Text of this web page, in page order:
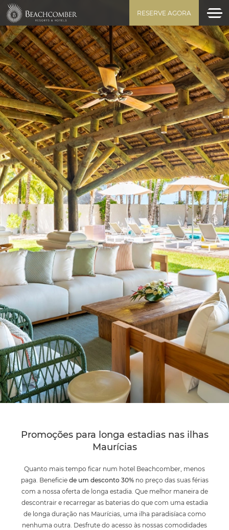
RESERVE AGORA
Promoções para longa estadias nas ilhas
Maurícias
Quanto mais tempo ficar num hotel Beachcomber, menos
paga. Beneficie de um desconto 30%no preço das suas férias
com a nossa oferta de longa estadia. Que melhor maneira de
descontrair e recarregar as baterias do que com uma estadia
de longa duração nas Maurícias, uma ilha paradisíaca como
nenhuma outra. Desfrute do acesso às nossas comodidades